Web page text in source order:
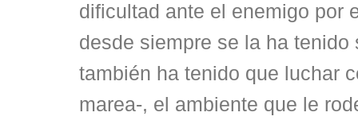
dificultad ante el enemigo por
desde siempre se la ha tenido
también ha tenido que luchar
marea-, el ambiente que le